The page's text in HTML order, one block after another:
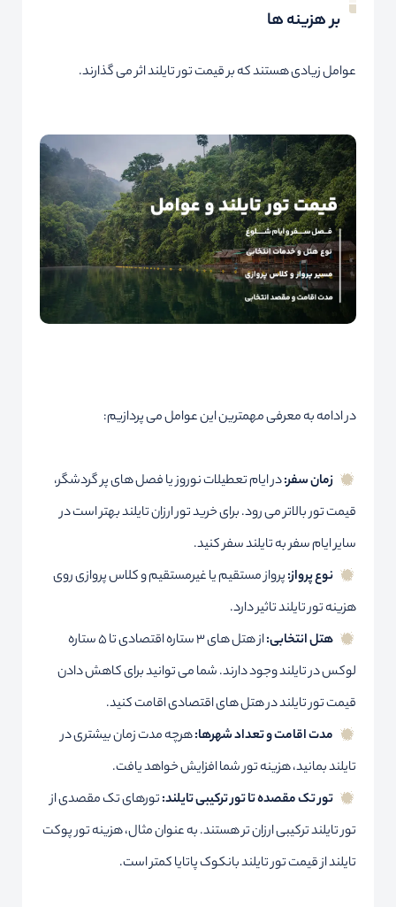
بر هزینه ها
عوامل زیادی هستند که بر قیمت تور تایلند اثر می گذارند.
در ادامه به معرفی مهمترین این عوامل می پردازیم:
زمان سفر:در ایام تعطیلات نوروز یا فصل های پر گردشگر،
قیمت تور بالاتر می رود. برای خرید تور ارزان تایلند بهتر است در
سایر ایام سفر به تایلند سفر کنید.
نوع پرواز:پرواز مستقیم یا غیرمستقیم و کلاس پروازی روی
هزینه تور تایلند تاثیر دارد.
هتل انتخابی:
از هتل های ۳ ستاره اقتصادی تا ۵ ستاره
لوکس در تایلند وجود دارند. شما می توانید برای کاهش دادن
قیمت تور تایلند در هتل های اقتصادی اقامت کنید.
مدت اقامت و تعداد شهرها:هرچه مدت زمان بیشتری در
تایلند بمانید، هزینه تور شما افزایش خواهد یافت.
تور تک مقصده تا تور ترکیبی تایلند:تورهای تک مقصدی از
تور تایلند ترکیبی ارزان تر هستند. به عنوان مثال، هزینه تور پوکت
تایلند از قیمت تور تایلند بانکوک پاتایا کمتر است.